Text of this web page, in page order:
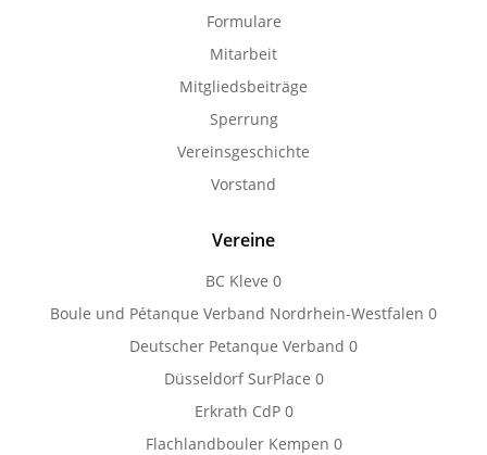
Formulare
Mitarbeit
Mitgliedsbeiträge
Sperrung
Vereinsgeschichte
Vorstand
Vereine
BC Kleve 0
Boule und Pétanque Verband Nordrhein-Westfalen 0
Deutscher Petanque Verband 0
Düsseldorf SurPlace 0
Erkrath CdP0
Flachlandbouler Kempen 0